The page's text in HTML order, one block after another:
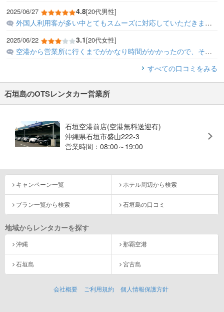
2025/06/27 4.8[20代男性]
外国人利用客が多い中とてもスムーズに対応していただきました。 車の方も綺麗で次回もぜひ利用したいです。
2025/06/22 3.1[20代女性]
空港から営業所に行くまでがかなり時間がかかったので、その旨をどこかに記載していただきたかったです。 ブレーキの踏みが半分くらい押さないと効きがよくないのが少し怖かった...
すべての口コミをみる
石垣島のOTSレンタカー営業所
石垣空港前店(空港無料送迎有)
沖縄県石垣市盛山222-3
営業時間：08:00～19:00
キャンペーン一覧 ホテル周辺から検索
プラン一覧から検索 石垣島の口コミ
地域からレンタカーを探す
沖縄 那覇空港
石垣島 宮古島
会社概要 ご利用規約 個人情報保護方針